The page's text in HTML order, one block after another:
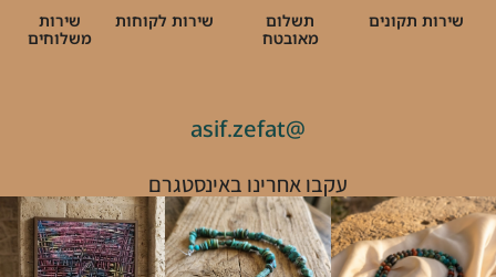
שירות תקונים
תשלום
מאובטח
שירות לקוחות
שירות
משלוחים
@asif.zefat
עקבו אחרינו באינסטגרם